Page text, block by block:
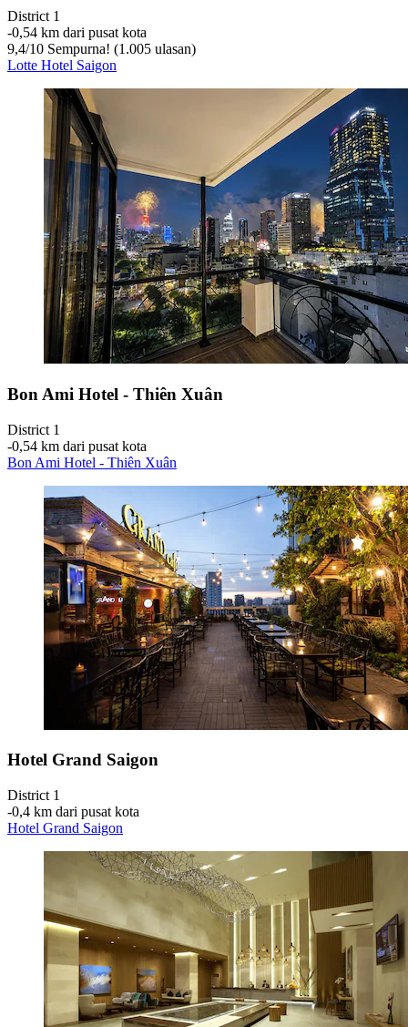
District 1
‐0,54 km dari pusat kota
9,4/10 Sempurna! (1.005 ulasan)
Lotte Hotel Saigon
Bon Ami Hotel - Thiên Xuân
District 1
‐0,54 km dari pusat kota
Bon Ami Hotel - Thiên Xuân
Hotel Grand Saigon
District 1
‐0,4 km dari pusat kota
Hotel Grand Saigon